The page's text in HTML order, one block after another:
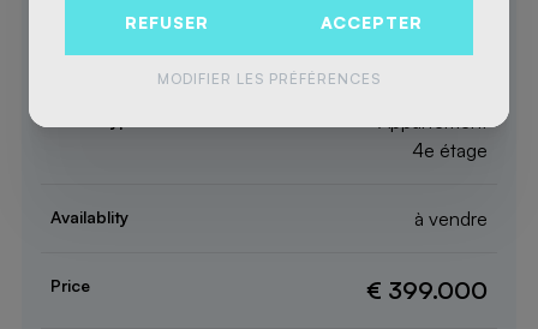
3 Chambres
Appartement
4e étage
à vendre
€ 399.000
REFUSER ACCEPTER
MODIFIER LES PRÉFÉRENCES